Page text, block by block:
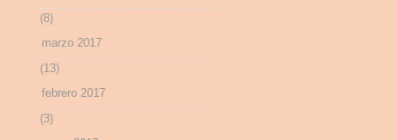
(8)
marzo 2017
(13)
febrero 2017
(3)